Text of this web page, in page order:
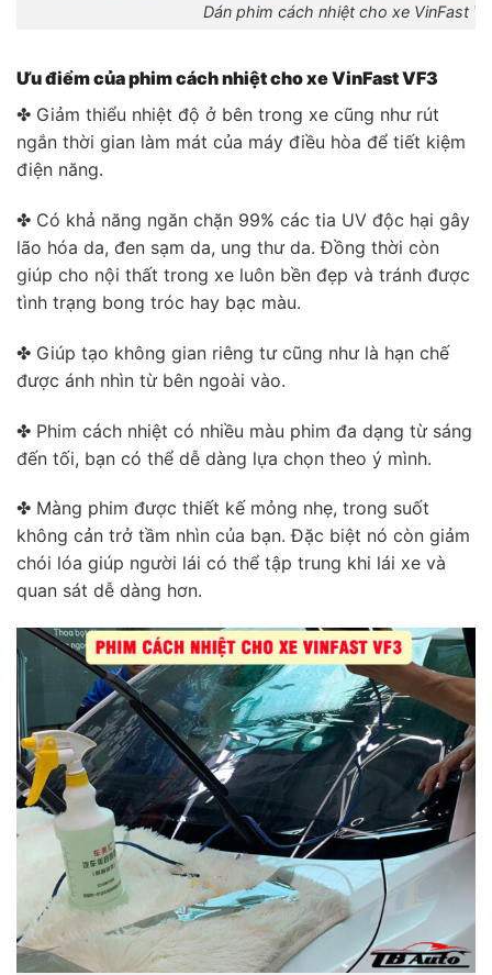
Dán phim cách nhiệt cho xe VinFast
Ưu điểm của phim cách nhiệt cho xe VinFast VF3
✤ Giảm thiểu nhiệt độ ở bên trong xe cũng như rút
ngắn thời gian làm mát của máy điều hòa để tiết kiệm
điện năng.
✤ Có khả năng ngăn chặn 99% các tia UV độc hại gây
lão hóa da, đen sạm da, ung thư da. Đồng thời còn
giúp cho nội thất trong xe luôn bền đẹp và tránh được
tình trạng bong tróc hay bạc màu.
✤ Giúp tạo không gian riêng tư cũng như là hạn chế
được ánh nhìn từ bên ngoài vào.
✤ Phim cách nhiệt có nhiều màu phim đa dạng từ sáng
đến tối, bạn có thể dễ dàng lựa chọn theo ý mình.
✤ Màng phim được thiết kế mỏng nhẹ, trong suốt
không cản trở tầm nhìn của bạn. Đặc biệt nó còn giảm
chói lóa giúp người lái có thể tập trung khi lái xe và
quan sát dễ dàng hơn.